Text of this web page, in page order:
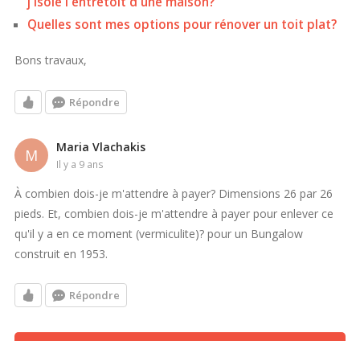
Quelles sont mes options pour rénover un toit plat?
Bons travaux,
Répondre
M Maria Vlachakis
il y a 9 ans
À combien dois-je m'attendre à payer? Dimensions 26 par 26
pieds. Et, combien dois-je m'attendre à payer pour enlever ce
qu'il y a en ce moment (vermiculite)? pour un Bungalow
construit en 1953.
Répondre